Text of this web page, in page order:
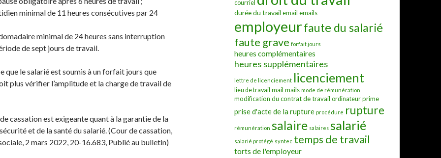
minimal de 11 heures consécutives par 24
minimal de 24 heures sans interruption
de sept jours de travail.
que le salarié est soumis à un forfait jours que
plus vérifier l’amplitude et la charge de travail de
cassation est exigeante quant à la garantie de la
et de la santé du salarié. (Cour de cassation,
2 mars 2022, 20-16.683, Publié au bulletin)
courriel
durée du travail email emails
employeurfaute du salarié
faute grave forfait jours
heures complémentaires
heures supplémentaires
lettre de licenciement licenciement
lieu de travail mail mails mode de rémunération
modification du contrat de travail ordinateur prime
prise d'acte de la rupture procédure rupture
rémunération salaire salaires salarié
salarié protégé syntec temps de travail
torts de l'employeur